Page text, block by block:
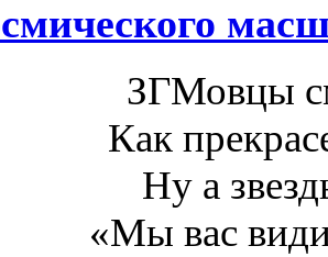
ЗГМовцы
Как
Ну а
«Мы вас